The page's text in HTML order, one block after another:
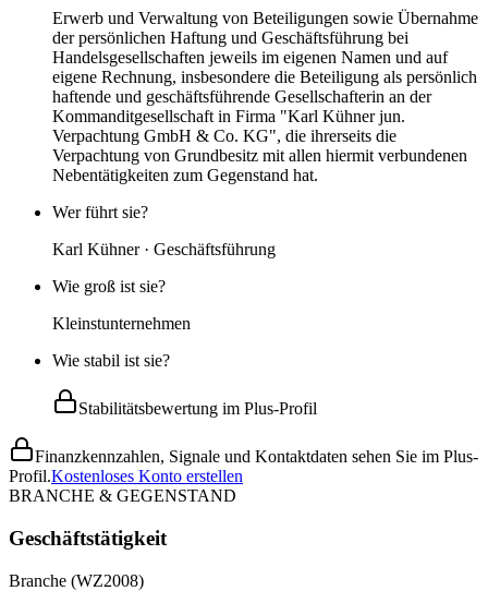
Erwerb und Verwaltung von Beteiligungen sowie Übernahme
der persönlichen Haftung und Geschäftsführung bei
Handelsgesellschaften jeweils im eigenen Namen und auf
eigene Rechnung, insbesondere die Beteiligung als persönlich
haftende und geschäftsführende Gesellschafterin an der
Kommanditgesellschaft in Firma "Karl Kühner jun.
Verpachtung GmbH & Co. KG", die ihrerseits die
Verpachtung von Grundbesitz mit allen hiermit verbundenen
Nebentätigkeiten zum Gegenstand hat.
Wer führt sie?
Karl Kühner · Geschäftsführung
Wie groß ist sie?
Kleinstunternehmen
Wie stabil ist sie?
Stabilitätsbewertung im Plus-Profil
Finanzkennzahlen, Signale und Kontaktdaten sehen Sie im Plus-
Profil.Kostenloses Konto erstellen
BRANCHE & GEGENSTAND
Geschäftstätigkeit
Branche (WZ2008)